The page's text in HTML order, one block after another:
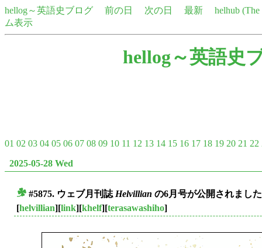
hellog～英語史ブログ 前の日 次の日 最新
helhub
ム表示
hellog～英語史
01 02 03 04 05 06 07 08 09 10 11 12 13 14 15 16 17 18 19 20 21 22
2025-05-28 Wed
#5875. ウェブ月刊誌 Helvillian の6月号が公開されました
[helvillian][link][khelf][terasawashiho]